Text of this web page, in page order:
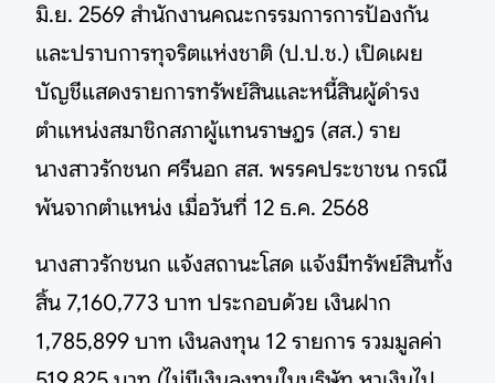
มิ.ย. 2569 สำนักงานคณะกรรมการการป้องกัน
และปราบการทุจริตแห่งชาติ (ป.ป.ช.) เปิดเผย
บัญชีแสดงรายการทรัพย์สินและหนี้สินผู้ดำรง
ตำแหน่งสมาชิกสภาผู้แทนราษฎร (สส.) ราย
นางสาวรักชนก ศรีนอก สส. พรรคประชาชน กรณี
พ้นจากตำแหน่ง เมื่อวันที่ 12 ธ.ค. 2568
นางสาวรักชนก แจ้งสถานะโสด แจ้งมีทรัพย์สินทั้ง
สิ้น 7,160,773 บาท ประกอบด้วย เงินฝาก
1,785,899 บาท เงินลงทุน 12 รายการ รวมมูลค่า